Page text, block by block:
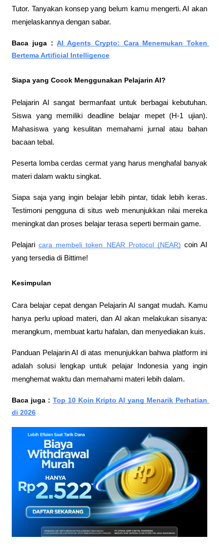
Tutor. Tanyakan konsep yang belum kamu mengerti. AI akan
menjelaskannya dengan sabar.
Baca juga : AI Agents Crypto: Cara Menemukan Token
Bertema Artificial Intelligence
Siapa yang Cocok Menggunakan Pelajarin AI?
Pelajarin AI sangat bermanfaat untuk berbagai kebutuhan.
Siswa yang memiliki deadline belajar mepet (H-1 ujian).
Mahasiswa yang kesulitan memahami jurnal atau bahan
bacaan tebal.
Peserta lomba cerdas cermat yang harus menghafal banyak
materi dalam waktu singkat.
Siapa saja yang ingin belajar lebih pintar, tidak lebih keras.
Testimoni pengguna di situs web menunjukkan nilai mereka
meningkat dan proses belajar terasa seperti bermain game.
Pelajari cara membeli token NEAR Protocol (NEAR) coin AI
yang tersedia di Bittime!
Kesimpulan
Cara belajar cepat dengan Pelajarin AI sangat mudah. Kamu
hanya perlu upload materi, dan AI akan melakukan sisanya:
merangkum, membuat kartu hafalan, dan menyediakan kuis.
Panduan Pelajarin AI di atas menunjukkan bahwa platform ini
adalah solusi lengkap untuk pelajar Indonesia yang ingin
menghemat waktu dan memahami materi lebih dalam.
Baca juga : Top 10 Koin Kripto AI yang Menarik Perhatian
di 2026